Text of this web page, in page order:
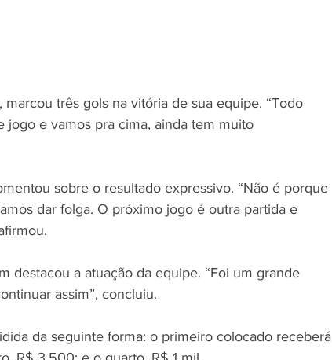
três gols na vitória de sua equipe. “Todo
jogo e vamos pra cima, ainda tem muito
sobre o resultado expressivo. “Não é porque
dar folga. O próximo jogo é outra partida e
destacou a atuação da equipe. “Foi um grande
assim”, concluiu.
da seguinte forma: o primeiro colocado receberá